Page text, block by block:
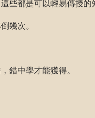
些都是可以輕易傳授的
幾次。
錯中學才能獲得。